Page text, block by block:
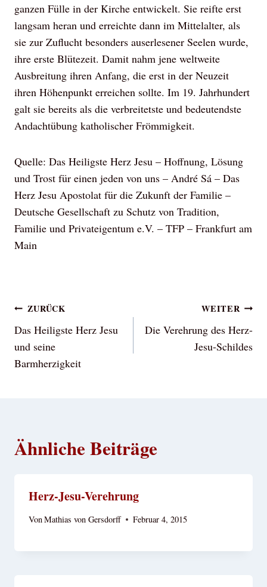
ganzen Fülle in der Kirche entwickelt. Sie reifte erst
langsam heran und erreichte dann im Mittelalter, als
sie zur Zuflucht besonders auserlesener Seelen wurde,
ihre erste Blütezeit. Damit nahm jene weltweite
Ausbreitung ihren Anfang, die erst in der Neuzeit
ihren Höhenpunkt erreichen sollte. Im 19. Jahrhundert
galt sie bereits als die verbreitetste und bedeutendste
Andachtübung katholischer Frömmigkeit.
Quelle: Das Heiligste Herz Jesu – Hoffnung, Lösung
und Trost für einen jeden von uns – André Sá – Das
Herz Jesu Apostolat für die Zukunft der Familie –
Deutsche Gesellschaft zu Schutz von Tradition,
Familie und Privateigentum e.V. – TFP – Frankfurt am
Main
Beitragsnavigation
ZURÜCK
Das Heiligste Herz Jesu
und seine
Barmherzigkeit
WEITER
Die Verehrung des Herz-
Jesu-Schildes
Ähnliche Beiträge
Herz-Jesu-Verehrung
VonMathias von Gersdorff Februar 4, 2015